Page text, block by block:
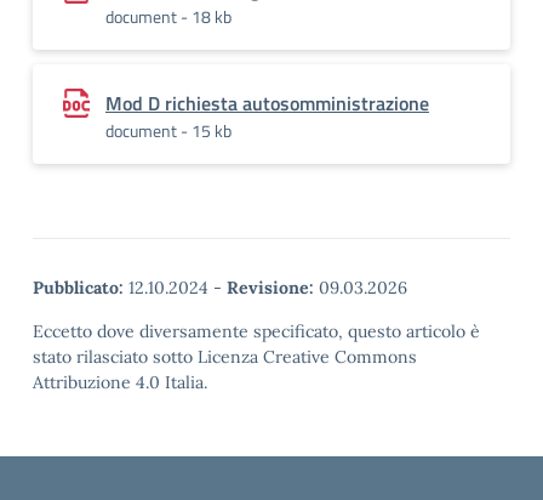
document - 18 kb
Mod D richiesta autosomministrazione
document - 15 kb
Pubblicato: 12.10.2024 - Revisione: 09.03.2026
Eccetto dove diversamente specificato, questo articolo è
stato rilasciato sotto Licenza Creative Commons
Attribuzione 4.0 Italia.